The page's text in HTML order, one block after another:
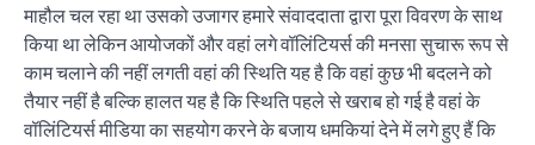
माहौल चल रहा था उसको उजागर हमारे संवाददाता द्वारा पूरा विवरण के साथ
किया था लेकिन आयोजकों और वहां लगे वॉलिंटियर्स की मनसा सुचारू रूप से
काम चलाने की नहीं लगती वहां की स्थिति यह है कि वहां कुछ भी बदलने को
तैयार नहीं है बल्कि हालत यह है कि स्थिति पहले से खराब हो गई है वहां के
वॉलिंटियर्स मीडिया का सहयोग करने के बजाय धमकियां देने में लगे हुए हैं कि